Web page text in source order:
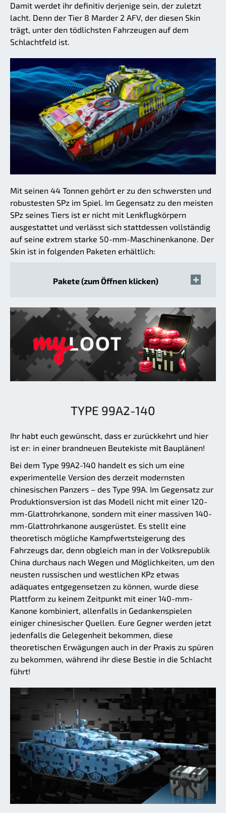
Damit werdet ihr definitiv derjenige sein, der zuletzt
lacht. Denn der Tier 8 Marder 2 AFV, der diesen Skin
trägt, unter den tödlichsten Fahrzeugen auf dem
Schlachtfeld ist.
Mit seinen 44 Tonnen gehört er zu den schwersten und
robustesten SPz im Spiel. Im Gegensatz zu den meisten
SPz seines Tiers ist er nicht mit Lenkflugkörpern
ausgestattet und verlässt sich stattdessen vollständig
auf seine extrem starke 50-mm-Maschinenkanone. Der
Skin ist in folgenden Paketen erhältlich:
Pakete (zum Öffnen klicken)
TYPE 99A2-140
Ihr habt euch gewünscht, dass er zurückkehrt und hier
ist er: in einer brandneuen Beutekiste mit Bauplänen!
Bei dem Type 99A2-140 handelt es sich um eine
experimentelle Version des derzeit modernsten
chinesischen Panzers – des Type 99A. Im Gegensatz zur
Produktionsversion ist das Modell nicht mit einer 120-
mm-Glattrohrkanone, sondern mit einer massiven 140-
mm-Glattrohrkanone ausgerüstet. Es stellt eine
theoretisch mögliche Kampfwertsteigerung des
Fahrzeugs dar, denn obgleich man in der Volksrepublik
China durchaus nach Wegen und Möglichkeiten, um den
neusten russischen und westlichen KPz etwas
adäquates entgegensetzen zu können, wurde diese
Plattform zu keinem Zeitpunkt mit einer 140-mm-
Kanone kombiniert, allenfalls in Gedankenspielen
einiger chinesischer Quellen. Eure Gegner werden jetzt
jedenfalls die Gelegenheit bekommen, diese
theoretischen Erwägungen auch in der Praxis zu spüren
zu bekommen, während ihr diese Bestie in die Schlacht
führt!